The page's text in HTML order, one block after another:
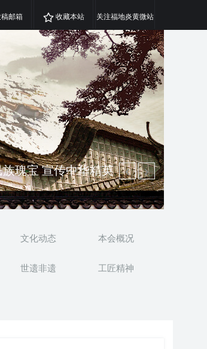
邮箱 收藏本站 关注福地炎黄微站
今用 力求雅俗共赏
瑰宝 宣传中华精英
文化动态 本会概况
世遗非遗 工匠精神